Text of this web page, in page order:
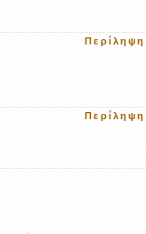
Περίληψη
Περίληψη